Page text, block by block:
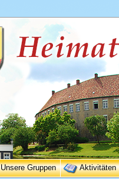
Unsere Gruppen Aktivitäten